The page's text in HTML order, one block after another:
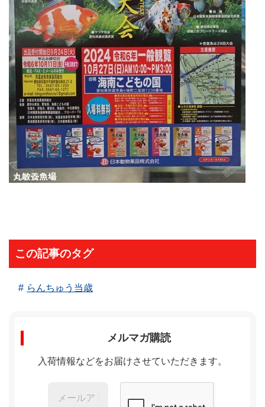
この記事のタグ
らんちゅう当歳
メルマガ購読
入荷情報などをお届けさせていただきます。